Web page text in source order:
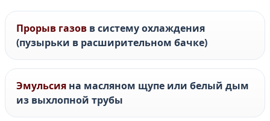
Прорыв газов в систему охлаждения
(пузырьки в расширительном бачке)
Эмульсия на масляном щупе или белый дым
из выхлопной трубы